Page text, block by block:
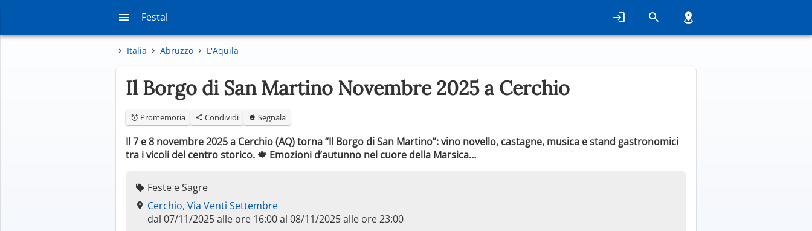
Festal
Italia Abruzzo L'Aquila
Il Borgo di San Martino Novembre 2025 a Cerchio
Promemoria Condividi Segnala
Il 7 e 8 novembre 2025 a Cerchio (AQ) torna “Il Borgo di San Martino”: vino novello, castagne, musica e stand gastronomici
tra i vicoli del centro storico. 🍁 Emozioni d’autunno nel cuore della Marsica…
Feste e Sagre
Cerchio, Via Venti Settembre
dal 07/11/2025 alle ore 16:00 al 08/11/2025 alle ore 23:00